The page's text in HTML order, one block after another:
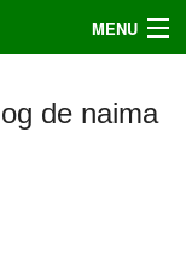
MENU
de naima